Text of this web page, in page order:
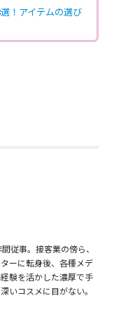
！アイテムの選び
従事。接客業の傍ら、
ーに転身後、各種メデ
験を活かした濃厚で手
いコスメに目がない。